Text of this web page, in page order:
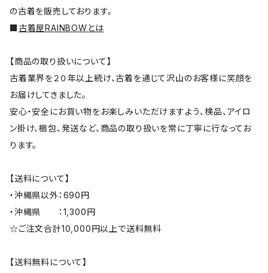
の古着を販売しております。
■古着屋RAINBOWとは
【商品の取り扱いについて】
古着業界を２０年以上続け、古着を通じて沢山のお客様に笑顔を
お届けしてきました。
安心・安全にお買い物をお楽しみいただけますよう、検品、アイロ
ン掛け、梱包、発送など、商品の取り扱いを常に丁寧に行なってお
ります。
【送料について】
・沖縄県以外：690円
・沖縄県 ：1,300円
☆ご注文合計10,000円以上で送料無料
【送料無料について】